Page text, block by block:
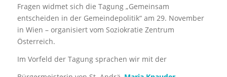
Fragen widmet sich die Tagung „Gemeinsam
entscheiden in der Gemeindepolitik“ am 29. November
in Wien – organisiert vom Soziokratie Zentrum
Österreich.
Im Vorfeld der Tagung sprachen wir mit der